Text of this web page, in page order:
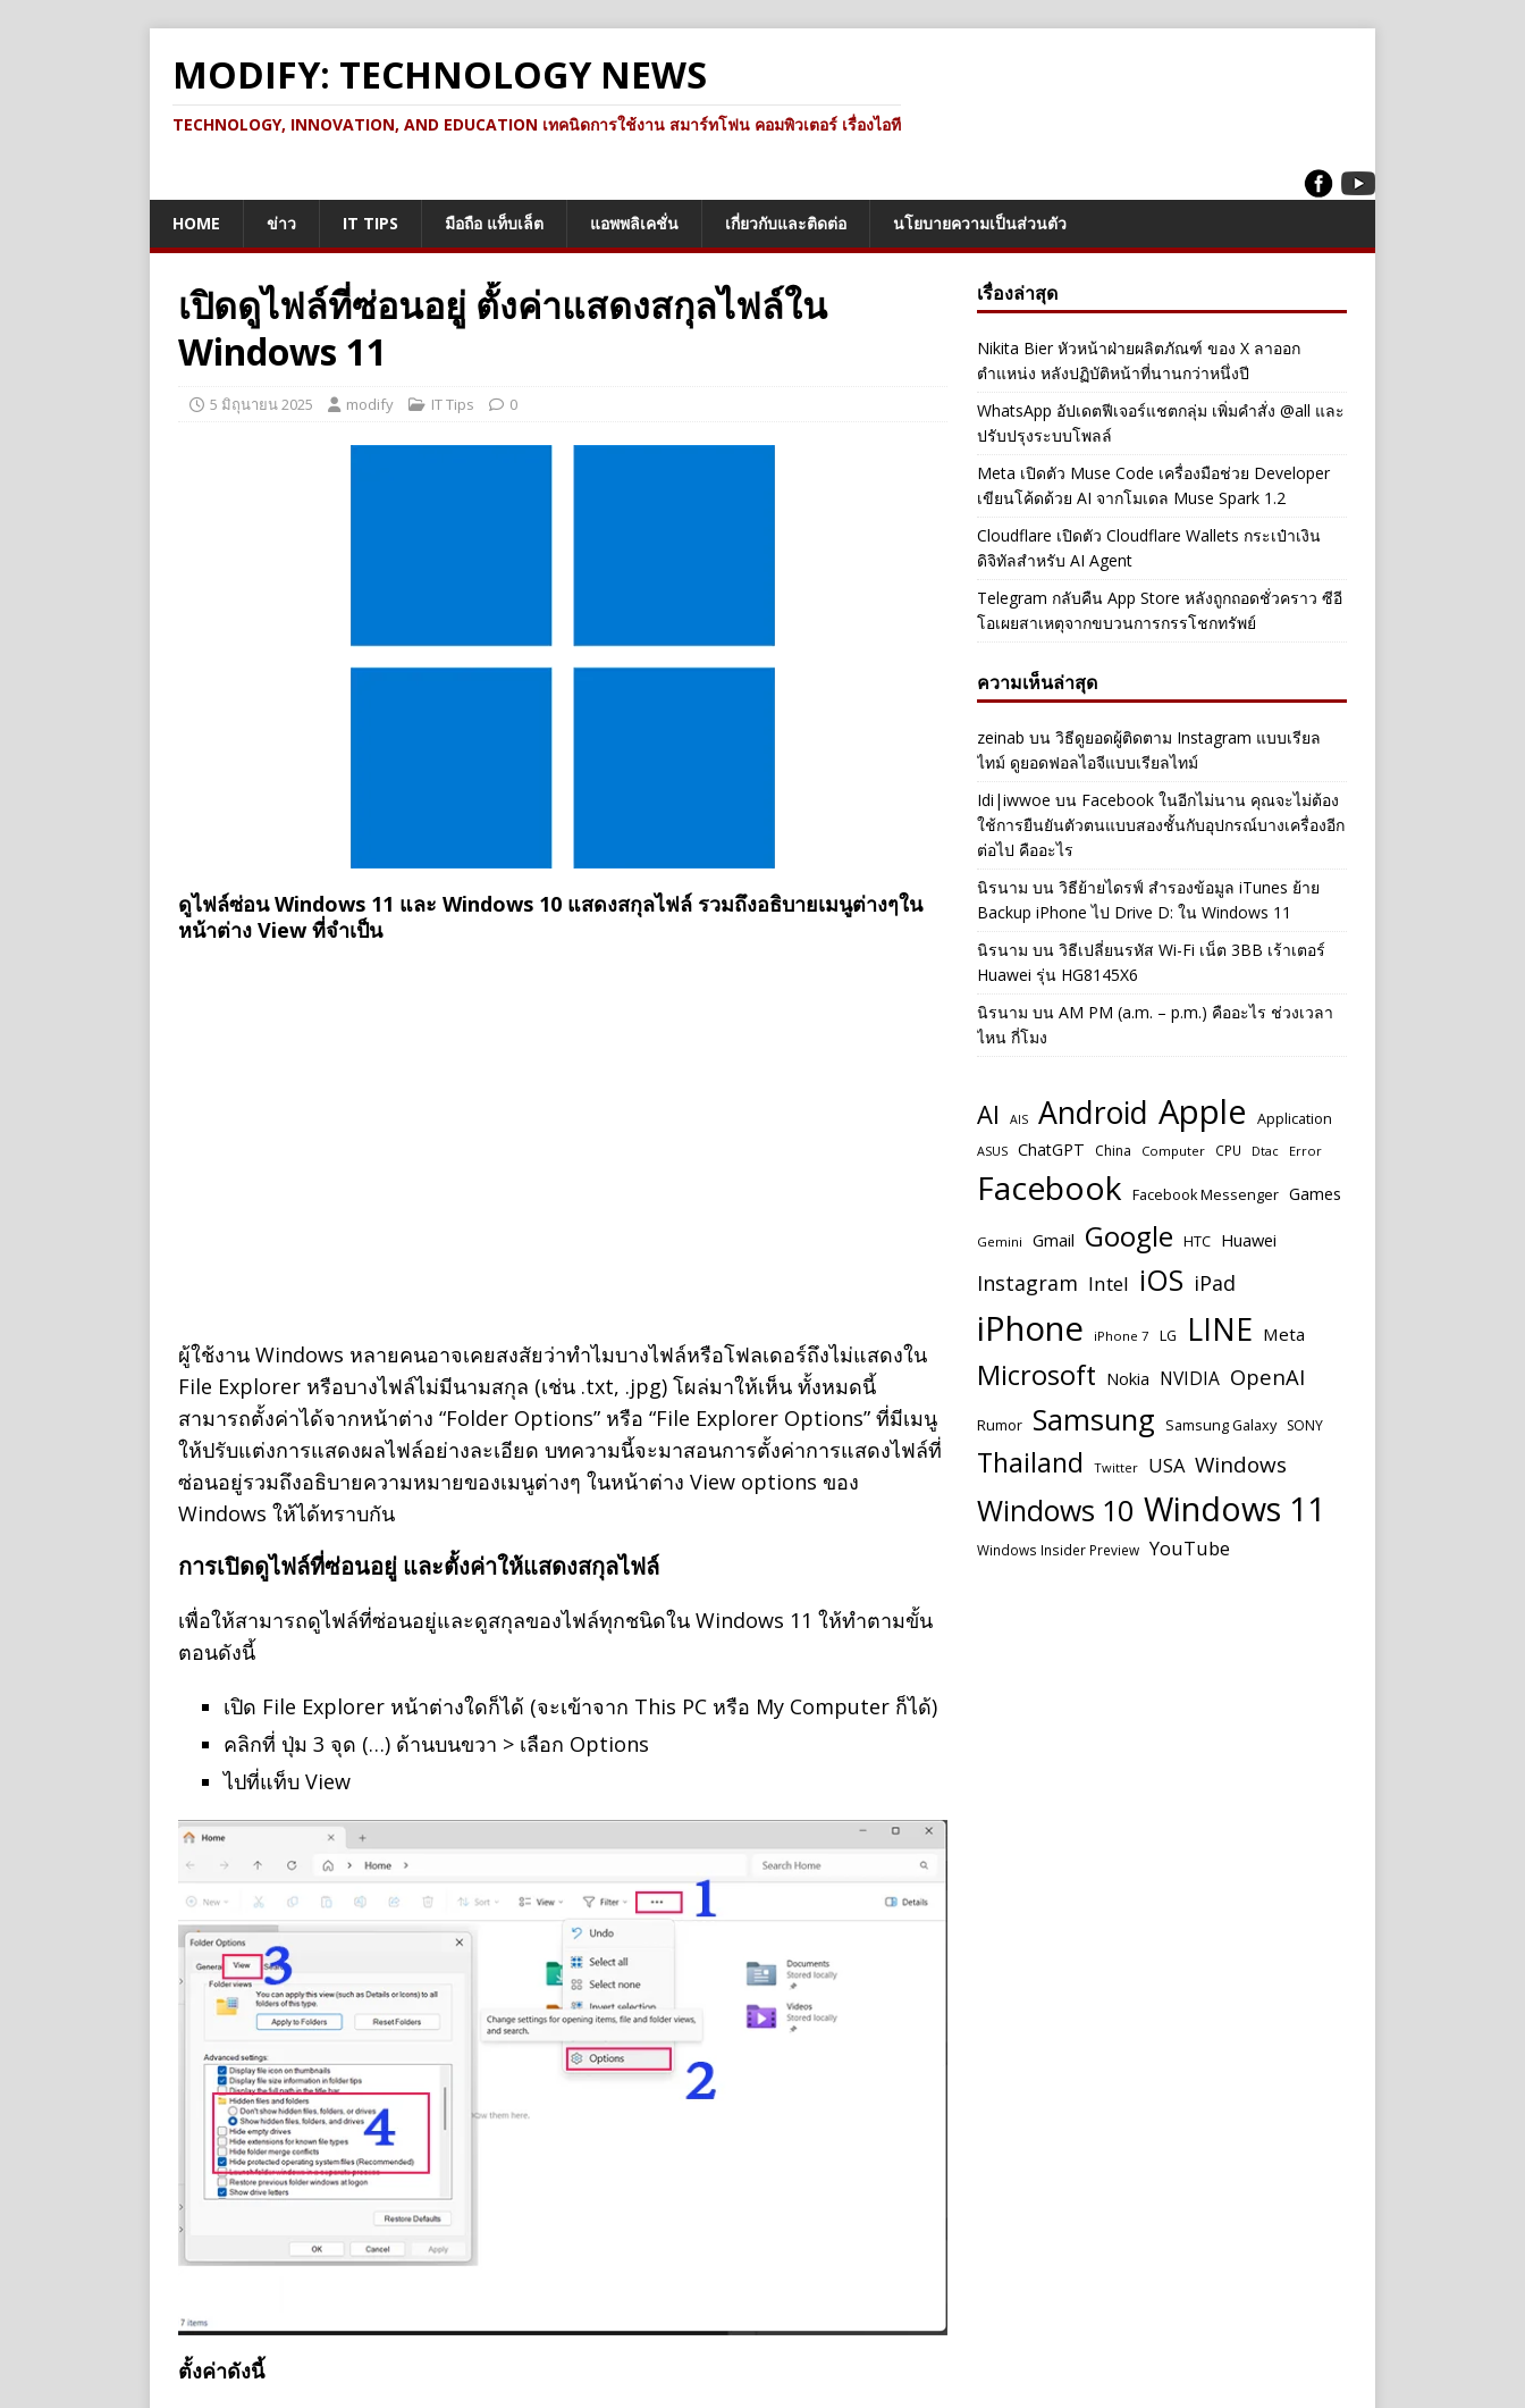
MODIFY: TECHNOLOGY NEWS
TECHNOLOGY, INNOVATION, AND EDUCATION เทคนิดการใช้งาน สมาร์ทโฟน คอมพิวเตอร์ เรื่องไอที
HOME ข่าว IT TIPS มือถือ แท็บเล็ต แอพพลิเคชั่น เกี่ยวกับและติดต่อ นโยบายความเป็นส่วนตัว
เปิดดูไฟล์ที่ซ่อนอยู่ ตั้งค่าแสดงสกุลไฟล์ใน
Windows 11
5 มิถุนายน 2025 modify IT Tips 0
ดูไฟล์ซ่อน Windows 11 และ Windows 10 แสดงสกุลไฟล์ รวมถึงอธิบายเมนูต่างๆใน
หน้าต่าง View ที่จำเป็น
ผู้ใช้งาน Windows หลายคนอาจเคยสงสัยว่าทำไมบางไฟล์หรือโฟลเดอร์ถึงไม่แสดงใน
File Explorer หรือบางไฟล์ไม่มีนามสกุล (เช่น .txt, .jpg) โผล่มาให้เห็น ทั้งหมดนี้
สามารถตั้งค่าได้จากหน้าต่าง “Folder Options” หรือ “File Explorer Options” ที่มีเมนู
ให้ปรับแต่งการแสดงผลไฟล์อย่างละเอียด บทความนี้จะมาสอนการตั้งค่าการแสดงไฟล์ที่
ซ่อนอยู่รวมถึงอธิบายความหมายของเมนูต่างๆ ในหน้าต่าง View options ของ
Windows ให้ได้ทราบกัน
การเปิดดูไฟล์ที่ซ่อนอยู่ และตั้งค่าให้แสดงสกุลไฟล์
เพื่อให้สามารถดูไฟล์ที่ซ่อนอยู่และดูสกุลของไฟล์ทุกชนิดใน Windows 11 ให้ทำตามขั้น
ตอนดังนี้
เปิด File Explorer หน้าต่างใดก็ได้ (จะเข้าจาก This PC หรือ My Computer ก็ได้)
คลิกที่ ปุ่ม 3 จุด (…) ด้านบนขวา > เลือก Options
ไปที่แท็บ View
ตั้งค่าดังนี้
เรื่องล่าสุด
Nikita Bier หัวหน้าฝ่ายผลิตภัณฑ์ ของ X ลาออก
ตำแหน่ง หลังปฏิบัติหน้าที่นานกว่าหนึ่งปี
WhatsApp อัปเดตฟีเจอร์แชตกลุ่ม เพิ่มคำสั่ง @all และ
ปรับปรุงระบบโพลล์
Meta เปิดตัว Muse Code เครื่องมือช่วย Developer
เขียนโค้ดด้วย AI จากโมเดล Muse Spark 1.2
Cloudflare เปิดตัว Cloudflare Wallets กระเป๋าเงิน
ดิจิทัลสำหรับ AI Agent
Telegram กลับคืน App Store หลังถูกถอดชั่วคราว ซีอี
โอเผยสาเหตุจากขบวนการกรรโชกทรัพย์
ความเห็นล่าสุด
zeinab บน วิธีดูยอดผู้ติดตาม Instagram แบบเรียล
ไทม์ ดูยอดฟอลไอจีแบบเรียลไทม์
Idi|iwwoe บน Facebook ในอีกไม่นาน คุณจะไม่ต้อง
ใช้การยืนยันตัวตนแบบสองชั้นกับอุปกรณ์บางเครื่องอีก
ต่อไป คืออะไร
นิรนาม บน วิธีย้ายไดรฟ์ สำรองข้อมูล iTunes ย้าย
Backup iPhone ไป Drive D: ใน Windows 11
นิรนาม บน วิธีเปลี่ยนรหัส Wi-Fi เน็ต 3BB เร้าเตอร์
Huawei รุ่น HG8145X6
นิรนาม บน AM PM (a.m. – p.m.) คืออะไร ช่วงเวลา
ไหน กี่โมง
AI AIS Android Apple Application
ASUS ChatGPT China Computer CPU Dtac Error
Facebook Facebook Messenger Games
Gemini Gmail Google HTC Huawei
Instagram Intel iOS iPad
iPhone iPhone 7 LG LINE Meta
Microsoft Nokia NVIDIA OpenAI
Rumor Samsung Samsung Galaxy SONY
Thailand Twitter USA Windows
Windows 10 Windows 11
Windows Insider Preview YouTube